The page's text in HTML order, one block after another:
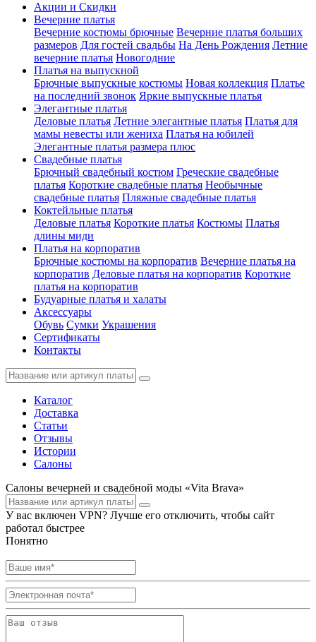
Акции и Скидки
Вечерние платья
Вечерние костюмы брючные Вечерние платья больших
размеров Для гостей свадьбы На День Рождения Летние
вечерние платья Новогодние
Платья на выпускной
Брючные выпускные костюмы Новая коллекция Платье
на последний звонок Яркие выпускные платья
Элегантные платья
Деловые платья Летние элегантные платья Платья для
мамы невесты или жениха Платья на юбилей
Элегантные платья размера плюс
Свадебные платья
Брючный свадебный костюм Греческие свадебные
платья Короткие свадебные платья Необычные
свадебные платья Пляжные свадебные платья
Коктейльные платья
Деловые платья Короткие платья Костюмы Платья
длины миди
Платья на корпоратив
Брючные костюмы на корпоратив Вечерние платья на
корпоратив Деловые платья на корпоратив Короткие
платья на корпоратив
Будуарные платья и халаты
Аксессуары
Обувь Сумки Украшения
Сертификаты
Контакты
Каталог
Доставка
Статьи
Отзывы
Истории
Салоны
Салоны вечерней и свадебной моды «Vita Brava»
У вас включен VPN? Лучше его отключить, чтобы сайт
работал быстрее
Понятно